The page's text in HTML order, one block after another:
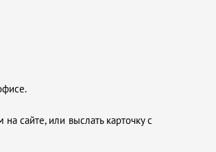
сайте, или выслать карточку с